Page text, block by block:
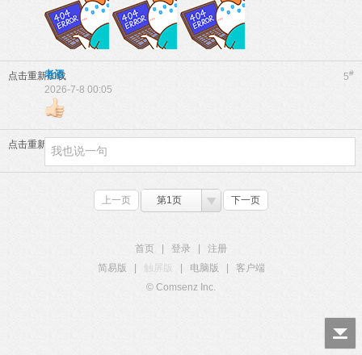
点击重新加载 5#
老酒
2026-7-8 00:05
点击重新加载
上一页 第1页 下一页
首页 登录
注册
简易版
触屏版 电脑版
客户端
© Comsenz Inc.